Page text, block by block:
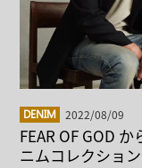
DENIM 2022/08/09
FEAR OF GOD
ニムコレクショ